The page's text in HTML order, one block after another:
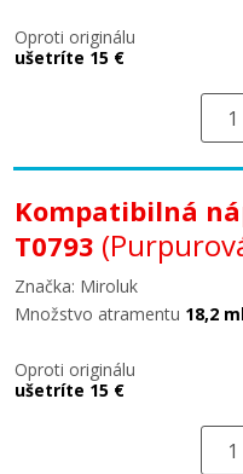
Oproti originálu
ušetríte 15 €
Kompatibilná
T0793
Značka: Miroluk
Množstvo atramentu 18,2
Oproti originálu
ušetríte 15 €